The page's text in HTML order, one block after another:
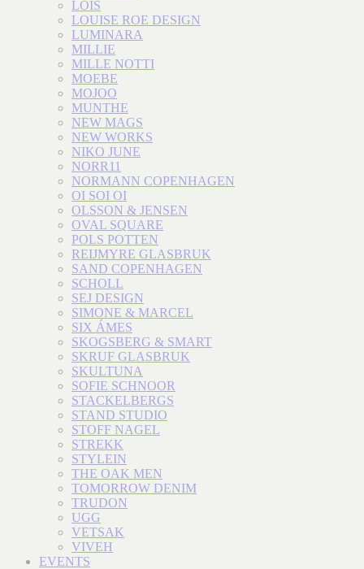
LOIS
LOUISE ROE DESIGN
LUMINARA
MILLIE
MILLE NOTTI
MOEBE
MOJOO
MUNTHE
NEW MAGS
NEW WORKS
NIKO JUNE
NORR11
NORMANN COPENHAGEN
OI SOI OI
OLSSON & JENSEN
OVAL SQUARE
POLS POTTEN
REIJMYRE GLASBRUK
SAND COPENHAGEN
SCHOLL
SEJ DESIGN
SIMONE & MARCEL
SIX ÁMES
SKOGSBERG & SMART
SKRUF GLASBRUK
SKULTUNA
SOFIE SCHNOOR
STACKELBERGS
STAND STUDIO
STOFF NAGEL
STREKK
STYLEIN
THE OAK MEN
TOMORROW DENIM
TRUDON
UGG
VETSAK
VIVEH
EVENTS